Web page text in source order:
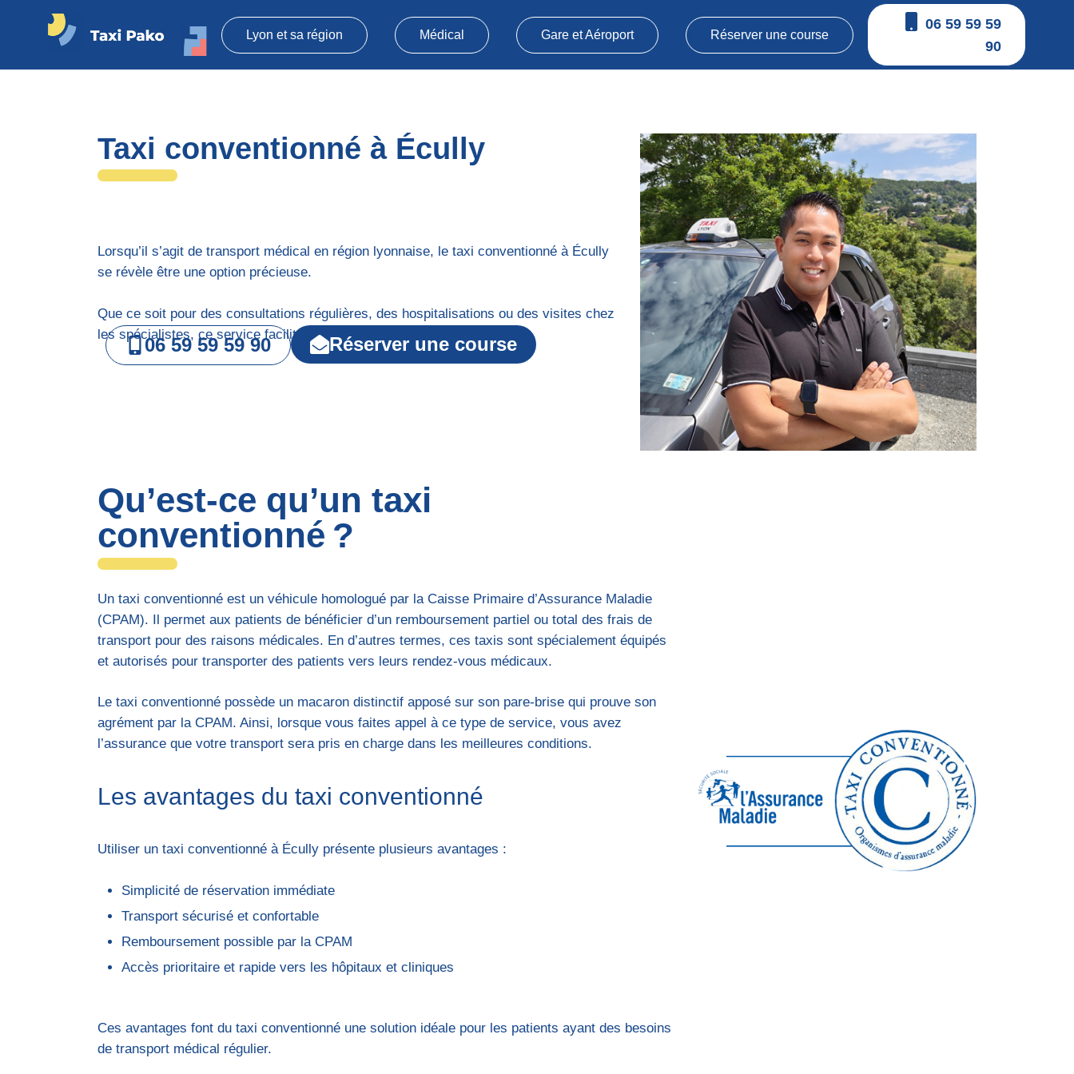
Taxi
Lyon et sa région Médical Gare et Aéroport Réserver une course
06 59 59 59
90
Taxi conventionné à Écully
Lorsqu’il s’agit de transport médical en région lyonnaise, le taxi conventionné à Écully
se révèle être une option précieuse.
Que ce soit pour des consultations régulières, des hospitalisations ou des visites chez
les spécialistes, ce service facilite grandement la vie des patients.
06 59 59 59 90 Réserver une course
Qu’est-ce qu’un taxi
conventionné ?
Un taxi conventionné est un véhicule homologué par la Caisse Primaire d’Assurance Maladie
(CPAM). Il permet aux patients de bénéficier d’un remboursement partiel ou total des frais de
transport pour des raisons médicales. En d’autres termes, ces taxis sont spécialement équipés
et autorisés pour transporter des patients vers leurs rendez-vous médicaux.
Le taxi conventionné possède un macaron distinctif apposé sur son pare-brise qui prouve son
agrément par la CPAM. Ainsi, lorsque vous faites appel à ce type de service, vous avez
l’assurance que votre transport sera pris en charge dans les meilleures conditions.
Les avantages du taxi conventionné
Utiliser un taxi conventionné à Écully présente plusieurs avantages :
Simplicité de réservation immédiate
Transport sécurisé et confortable
Remboursement possible par la CPAM
Accès prioritaire et rapide vers les hôpitaux et cliniques
Ces avantages font du taxi conventionné une solution idéale pour les patients ayant des besoins
de transport médical régulier.